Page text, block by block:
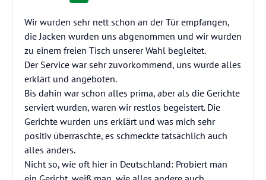
Wir wurden sehr nett schon an der Tür empfangen,
die Jacken wurden uns abgenommen und wir wurden
zu einem freien Tisch unserer Wahl begleitet.
Der Service war sehr zuvorkommend, uns wurde alles
erklärt und angeboten.
Bis dahin war schon alles prima, aber als die Gerichte
serviert wurden, waren wir restlos begeistert. Die
Gerichte wurden uns erklärt und was mich sehr
positiv überraschte, es schmeckte tatsächlich auch
alles anders.
Nicht so, wie oft hier in Deutschland: Probiert man